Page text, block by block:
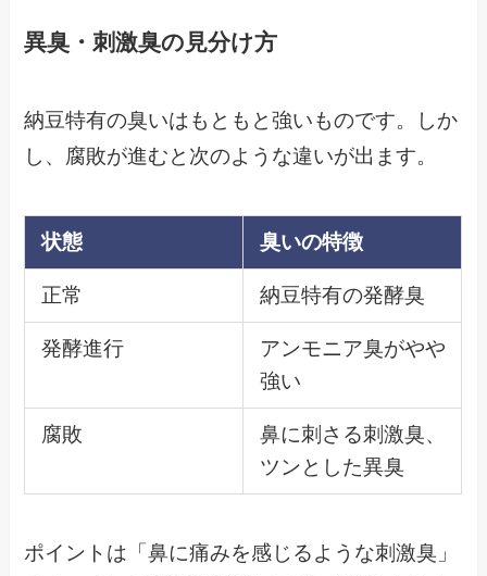
異臭・刺激臭の見分け方
納豆特有の臭いはもともと強いものです。しか
し、腐敗が進むと次のような違いが出ます。
状態 臭いの特徴
正常 納豆特有の発酵臭
発酵進行
アンモニア臭がやや
強い
腐敗
鼻に刺さる刺激臭、
ツンとした異臭
ポイントは「鼻に痛みを感じるような刺激臭」